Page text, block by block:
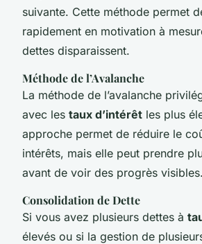
suivante. Cette méthode permet
rapidement en motivation à
dettes disparaissent.
Méthode de l’Avalanche
La méthode de l’avalanche
avec les taux d’intérêt les plus
approche permet de réduire le
intérêts, mais elle peut prendre
avant de voir des progrès visibles.
Consolidation de Dette
Si vous avez plusieurs dettes à
élevés ou si la gestion de